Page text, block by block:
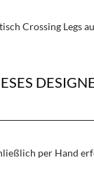
Crossing Legs
per Hand